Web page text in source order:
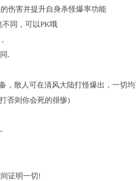
伤害并提升自身杀怪爆率功能
同，可以PK哦
.
，散人可在清风大陆打怪爆出，一切
否则你会死的很惨)
证明一切!